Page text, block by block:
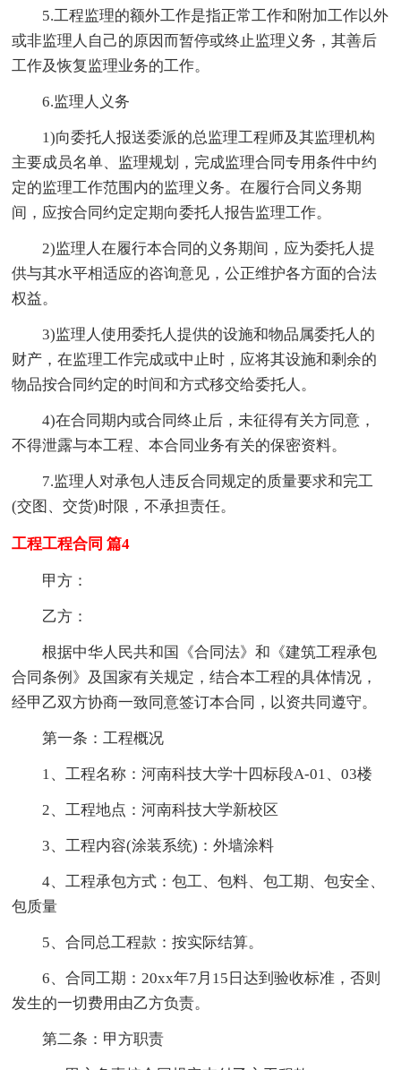
5.工程监理的额外工作是指正常工作和附加工作以外
或非监理人自己的原因而暂停或终止监理义务，其善后
工作及恢复监理业务的工作。
6.监理人义务
1)向委托人报送委派的总监理工程师及其监理机构
主要成员名单、监理规划，完成监理合同专用条件中约
定的监理工作范围内的监理义务。在履行合同义务期
间，应按合同约定定期向委托人报告监理工作。
2)监理人在履行本合同的义务期间，应为委托人提
供与其水平相适应的咨询意见，公正维护各方面的合法
权益。
3)监理人使用委托人提供的设施和物品属委托人的
财产，在监理工作完成或中止时，应将其设施和剩余的
物品按合同约定的时间和方式移交给委托人。
4)在合同期内或合同终止后，未征得有关方同意，
不得泄露与本工程、本合同业务有关的保密资料。
7.监理人对承包人违反合同规定的质量要求和完工
(交图、交货)时限，不承担责任。
工程工程合同 篇4
甲方：
乙方：
根据中华人民共和国《合同法》和《建筑工程承包
合同条例》及国家有关规定，结合本工程的具体情况，
经甲乙双方协商一致同意签订本合同，以资共同遵守。
第一条：工程概况
1、工程名称：河南科技大学十四标段A-01、03楼
2、工程地点：河南科技大学新校区
3、工程内容(涂装系统)：外墙涂料
4、工程承包方式：包工、包料、包工期、包安全、
包质量
5、合同总工程款：按实际结算。
6、合同工期：20xx年7月15日达到验收标准，否则
发生的一切费用由乙方负责。
第二条：甲方职责